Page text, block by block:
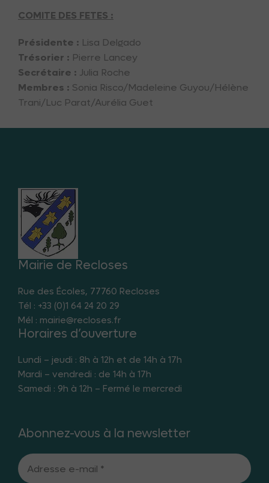
COMITE DES FETES :
Présidente : Lisa Delgado
Trésorier : Pierre Lancey
Secrétaire : Julia Roche
Membres : Sonia Risco/Madeleine Guyou/Hélène
Trani/Luc Parat/Aurélia Guet
Mairie de Recloses
Rue des Écoles, 77760 Recloses
Tél : +33 (0)1 64 24 20 29
Mél : mairie@recloses.fr
Horaires d’ouverture
Lundi – jeudi : 8h à 12h et de 14h à 17h
Mardi – vendredi : de 14h à 17h
Samedi : 9h à 12h – Fermé le mercredi
Abonnez-vous à la newsletter